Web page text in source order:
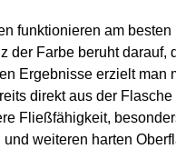
funktionieren am
Farbe beruht
Ergebnisse erzielt
direkt aus der
Fließfähigkeit,
weiteren harten